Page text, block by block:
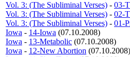
Vol. 3: (The Subliminal Verses) - 03-
Vol. 3: (The Subliminal Verses) - 02-
Vol. 3: (The Subliminal Verses) - 01-
Iowa - 14-Iowa (07.10.2008)
Iowa - 13-Metabolic (07.10.2008)
Iowa - 12-New Abortion (07.10.2008)